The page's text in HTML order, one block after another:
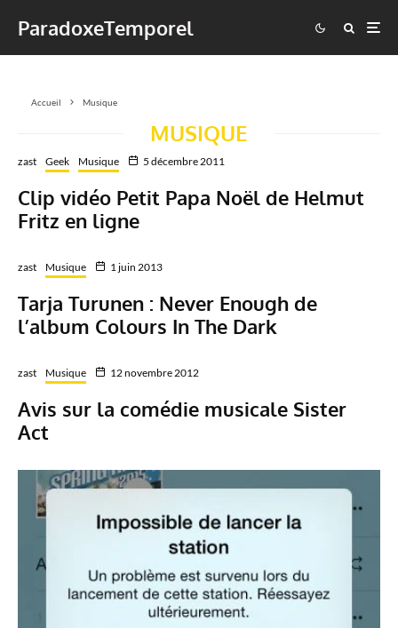
ParadoxeTemporel
Accueil Musique
MUSIQUE
zast Geek Musique 5 décembre 2011
Clip vidéo Petit Papa Noël de Helmut
Fritz en ligne
zast Musique 1 juin 2013
Tarja Turunen : Never Enough de
l’album Colours In The Dark
zast Musique 12 novembre 2012
Avis sur la comédie musicale Sister
Act